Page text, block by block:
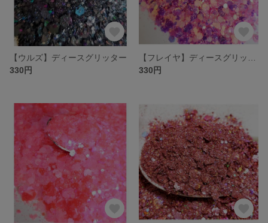
【ウルズ】ディースグリッター
330円
330円